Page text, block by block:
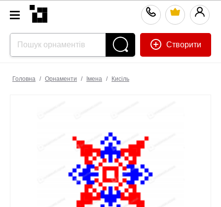
Створити
Головна / Орнаменти / Імена / Кисiль